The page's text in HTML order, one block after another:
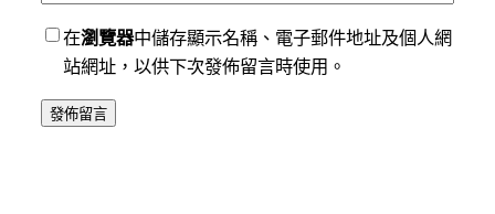
在瀏覽器中儲存顯示名稱、電子郵件地址及個人網
站網址，以供下次發佈留言時使用。